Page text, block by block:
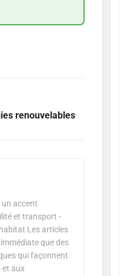
renouvelables
accent
et transport -
Les articles
que des
qui façonnent
et aux